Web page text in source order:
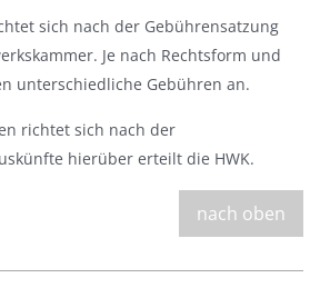
sich nach der Gebührensatzung
Je nach Rechtsform und
unterschiedliche Gebühren an.
richtet sich nach der
hierüber erteilt die HWK.
nach oben